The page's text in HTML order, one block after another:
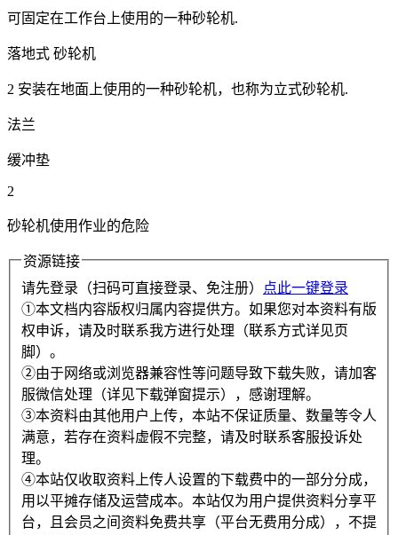
可固定在工作台上使用的一种砂轮机.
落地式 砂轮机
2 安装在地面上使用的一种砂轮机，也称为立式砂轮机.
法兰
缓冲垫
2
砂轮机使用作业的危险
资源链接
请先登录（扫码可直接登录、免注册）
点此一键登录
①本文档内容版权归属内容提供方。如果您对本资料有版
权申诉，请及时联系我方进行处理（联系方式详见页
脚）。
②由于网络或浏览器兼容性等问题导致下载失败，请加客
服微信处理（详见下载弹窗提示），感谢理解。
③本资料由其他用户上传，本站不保证质量、数量等令人
满意，若存在资料虚假不完整，请及时联系客服投诉处
理。
④本站仅收取资料上传人设置的下载费中的一部分分成，
用以平摊存储及运营成本。本站仅为用户提供资料分享平
台，且会员之间资料免费共享（平台无费用分成），不提